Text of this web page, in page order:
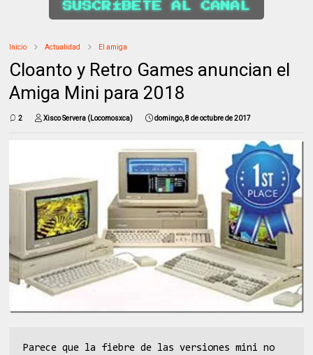
SUSCRÍBETE AL CANAL
Inicio Actualidad El amiga
Cloanto y Retro Games anuncian el
Amiga Mini para 2018
2 Xisco Servera (Locomosxca) domingo, 8 de octubre de 2017
Parece que la fiebre de las versiones mini no